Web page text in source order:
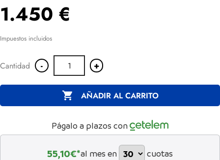
1.450 €
Impuestos incluidos
Cantidad - +
 AÑADIR AL CARRITO
Págalo a plazos con
55,10€*al mes en cuotas